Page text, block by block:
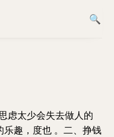
虑太少会失去做人的
趣，度也 。二、挣钱